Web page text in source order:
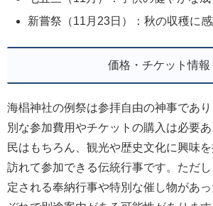
新嘗祭（11月23日）：秋の収穫に
価格・チケット情報
海椙神社の例祭は参拝自由の神事であ
別な参加費用やチケットの購入は必要
民はもちろん、観光や歴史文化に興味
訪れて参加できる伝統行事です。ただ
定される奉納行事や特別な催し物があ